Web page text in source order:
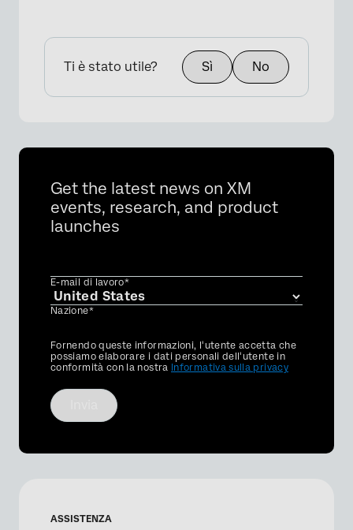
Ti è stato utile? Sì No
Get the latest news on XM
events, research, and product
launches
E-mail di lavoro*
Nazione*
Privacy
Optin
Fornendo queste informazioni, l'utente accetta che
possiamo elaborare i dati personali dell'utente in
conformità con la nostra Informativa sulla privacy
ASSISTENZA